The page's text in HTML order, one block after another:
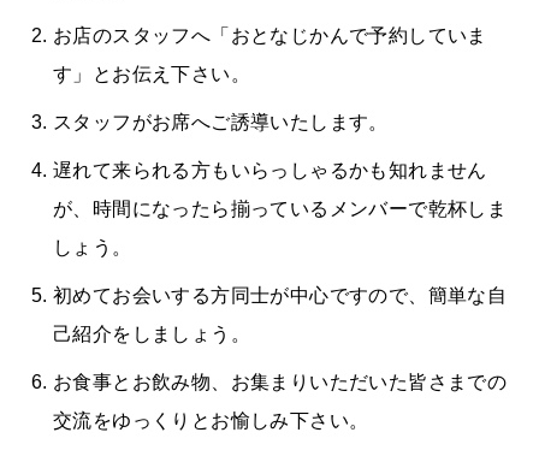
お店のスタッフへ「おとなじかんで予約していま
す」とお伝え下さい。
スタッフがお席へご誘導いたします。
遅れて来られる方もいらっしゃるかも知れません
が、時間になったら揃っているメンバーで乾杯しま
しょう。
初めてお会いする方同士が中心ですので、簡単な自
己紹介をしましょう。
お食事とお飲み物、お集まりいただいた皆さまでの
交流をゆっくりとお愉しみ下さい。